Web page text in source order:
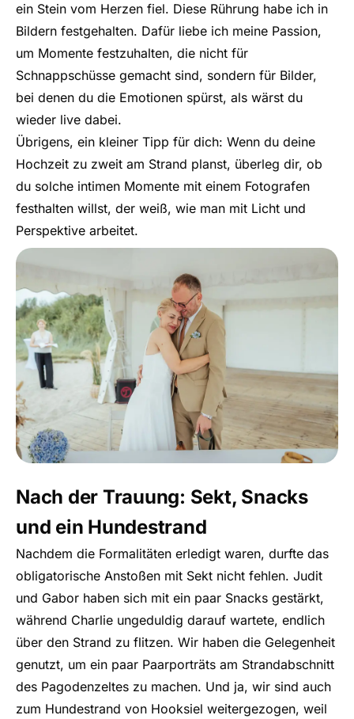
ein Stein vom Herzen fiel. Diese Rührung habe ich in
Bildern festgehalten. Dafür liebe ich meine Passion,
um Momente festzuhalten, die nicht für
Schnappschüsse gemacht sind, sondern für Bilder,
bei denen du die Emotionen spürst, als wärst du
wieder live dabei.
Übrigens, ein kleiner Tipp für dich: Wenn du deine
Hochzeit zu zweit am Strand planst, überleg dir, ob
du solche intimen Momente mit einem Fotografen
festhalten willst, der weiß, wie man mit Licht und
Perspektive arbeitet.
Nach der Trauung: Sekt, Snacks
und ein Hundestrand
Nachdem die Formalitäten erledigt waren, durfte das
obligatorische Anstoßen mit Sekt nicht fehlen. Judit
und Gabor haben sich mit ein paar Snacks gestärkt,
während Charlie ungeduldig darauf wartete, endlich
über den Strand zu flitzen. Wir haben die Gelegenheit
genutzt, um ein paar Paarporträts am Strandabschnitt
des Pagodenzeltes zu machen. Und ja, wir sind auch
zum Hundestrand von Hooksiel weitergezogen, weil